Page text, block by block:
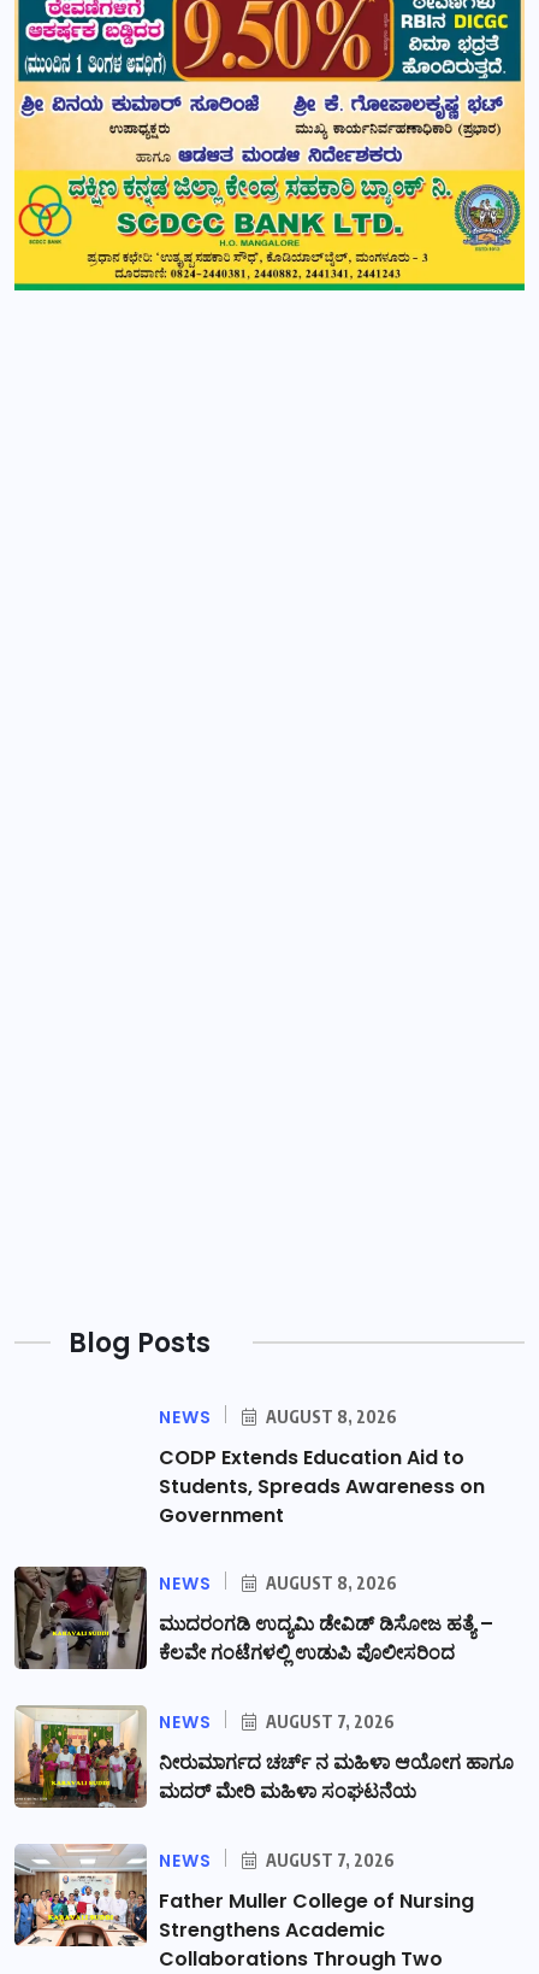
Blog Posts
NEWS AUGUST 8, 2026
CODP Extends Education Aid to
Students, Spreads Awareness on
Government
NEWS AUGUST 8, 2026
ಮುದರಂಗಡಿ ಉದ್ಯಮಿ ಡೇವಿಡ್ ಡಿಸೋಜ ಹತ್ಯೆ –
ಕೆಲವೇ ಗಂಟೆಗಳಲ್ಲಿ ಉಡುಪಿ ಪೊಲೀಸರಿಂದ
NEWS AUGUST 7, 2026
ನೀರುಮಾರ್ಗದ ಚರ್ಚ್ ನ ಮಹಿಳಾ ಆಯೋಗ ಹಾಗೂ
ಮದರ್ ಮೇರಿ ಮಹಿಳಾ ಸಂಘಟನೆಯ
NEWS AUGUST 7, 2026
Father Muller College of Nursing
Strengthens Academic
Collaborations Through Two